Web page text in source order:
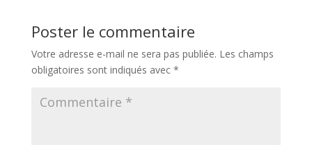
Poster le commentaire
Votre adresse e-mail ne sera pas publiée. Les champs
obligatoires sont indiqués avec *